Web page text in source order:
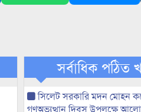
সর্বাধিক পঠিত
সিলেট সরকারি মদন মোহন
গণঅভ্যুত্থান দিবস উপলক্ষে